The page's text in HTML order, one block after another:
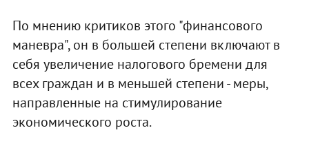
По мнению критиков этого "финансового
маневра", он в большей степени включают в
себя увеличение налогового бремени для
всех граждан и в меньшей степени - меры,
направленные на стимулирование
экономического роста.